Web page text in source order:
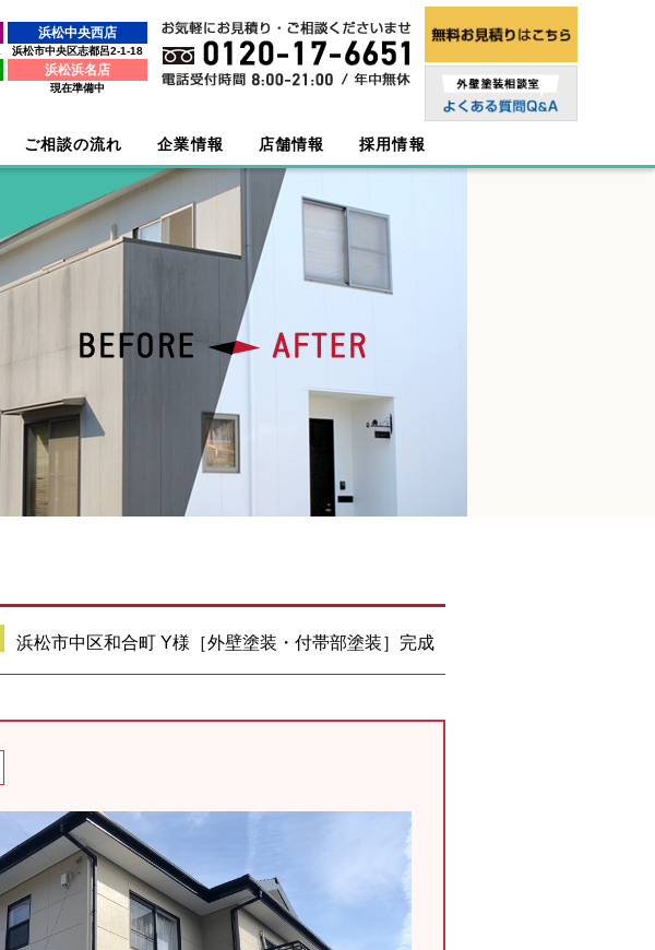
浜松中央西店
浜松市中央区志都呂2-1-18
浜松浜名店
現在準備中
ご相談の流れ 企業情報 店舗情報 採用情報
浜松市中区和合町 Y様［外壁塗装・付帯部塗装］完成